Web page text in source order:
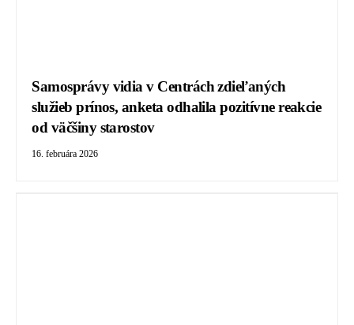
Samosprávy vidia v Centrách zdieľaných
služieb prínos, anketa odhalila pozitívne reakcie
od väčšiny starostov
16. februára 2026